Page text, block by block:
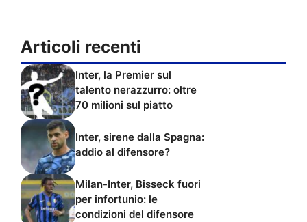
Articoli recenti
Inter, la Premier sul
talento nerazzurro: oltre
70 milioni sul piatto
Inter, sirene dalla Spagna:
addio al difensore?
Milan-Inter, Bisseck fuori
per infortunio: le
condizioni del difensore